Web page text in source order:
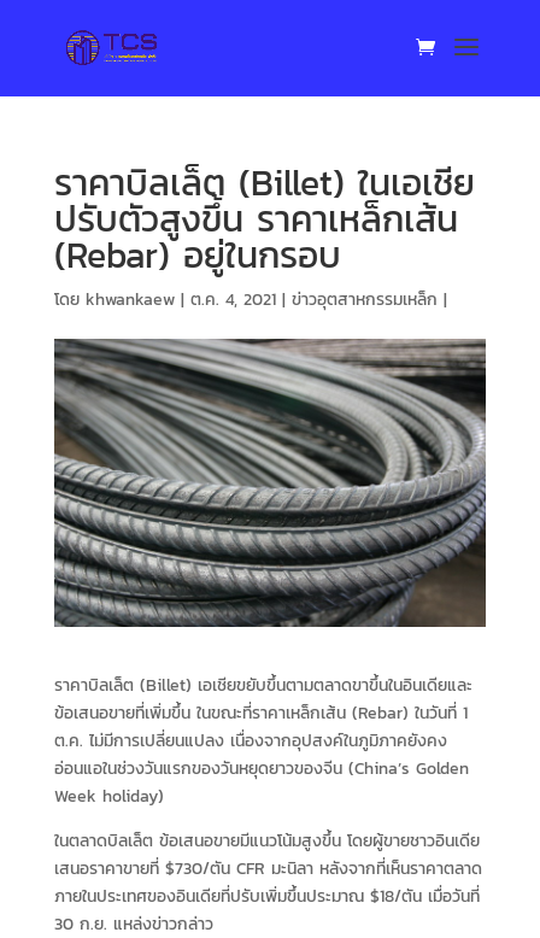
ราคาบิลเล็ต (Billet) ในเอเชีย
ปรับตัวสูงขึ้น ราคาเหล็กเส้น
(Rebar) อยู่ในกรอบ
โดย khwankaew| ต.ค. 4, 2021| ข่าวอุตสาหกรรมเหล็ก |
ราคาบิลเล็ต (Billet) เอเชียขยับขึ้นตามตลาดขาขึ้นในอินเดียและ
ข้อเสนอขายที่เพิ่มขึ้น ในขณะที่ราคาเหล็กเส้น (Rebar) ในวันที่ 1
ต.ค. ไม่มีการเปลี่ยนแปลง เนื่องจากอุปสงค์ในภูมิภาคยังคง
อ่อนแอในช่วงวันแรกของวันหยุดยาวของจีน (China’s Golden
Week holiday)
ในตลาดบิลเล็ต ข้อเสนอขายมีแนวโน้มสูงขึ้น โดยผู้ขายชาวอินเดีย
เสนอราคาขายที่ $730/ตัน CFR มะนิลา หลังจากที่เห็นราคาตลาด
ภายในประเทศของอินเดียที่ปรับเพิ่มขึ้นประมาณ $18/ตัน เมื่อวันที่
30 ก.ย. แหล่งข่าวกล่าว